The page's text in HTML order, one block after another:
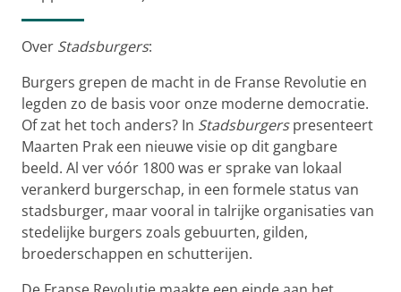
Over Stadsburgers:
Burgers grepen de macht in de Franse Revolutie en
legden zo de basis voor onze moderne democratie.
Of zat het toch anders? In Stadsburgerspresenteert
Maarten Prak een nieuwe visie op dit gangbare
beeld. Al ver vóór 1800 was er sprake van lokaal
verankerd burgerschap, in een formele status van
stadsburger, maar vooral in talrijke organisaties van
stedelijke burgers zoals gebuurten, gilden,
broederschappen en schutterijen.